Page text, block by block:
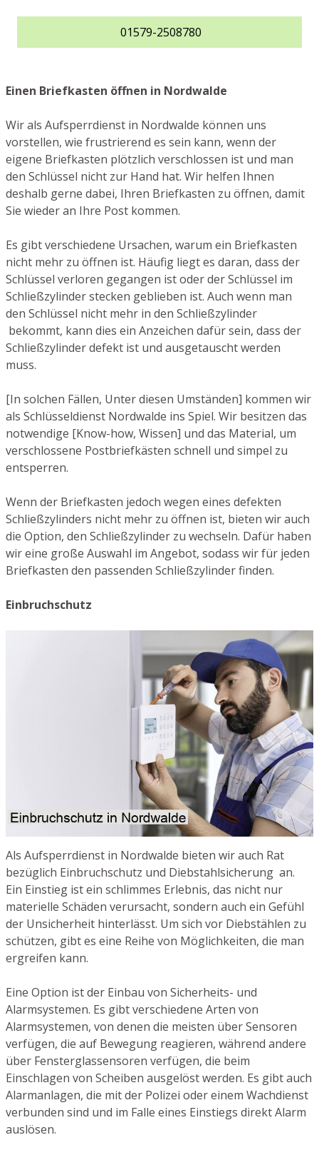
01579-2508780
Einen Briefkasten öffnen in Nordwalde
Wir als Aufsperrdienst in Nordwalde können uns
vorstellen, wie frustrierend es sein kann, wenn der
eigene Briefkasten plötzlich verschlossen ist und man
den Schlüssel nicht zur Hand hat. Wir helfen Ihnen
deshalb gerne dabei, Ihren Briefkasten zu öffnen, damit
Sie wieder an Ihre Post kommen.
Es gibt verschiedene Ursachen, warum ein Briefkasten
nicht mehr zu öffnen ist. Häufig liegt es daran, dass der
Schlüssel verloren gegangen ist oder der Schlüssel im
Schließzylinder stecken geblieben ist. Auch wenn man
den Schlüssel nicht mehr in den Schließzylinder
bekommt, kann dies ein Anzeichen dafür sein, dass der
Schließzylinder defekt ist und ausgetauscht werden
muss.
[In solchen Fällen, Unter diesen Umständen] kommen wir
als Schlüsseldienst Nordwalde ins Spiel. Wir besitzen das
notwendige [Know-how, Wissen] und das Material, um
verschlossene Postbriefkästen schnell und simpel zu
entsperren.
Wenn der Briefkasten jedoch wegen eines defekten
Schließzylinders nicht mehr zu öffnen ist, bieten wir auch
die Option, den Schließzylinder zu wechseln. Dafür haben
wir eine große Auswahl im Angebot, sodass wir für jeden
Briefkasten den passenden Schließzylinder finden.
Einbruchschutz
Als Aufsperrdienst in Nordwalde bieten wir auch Rat
bezüglich Einbruchschutz und Diebstahlsicherung an.
Ein Einstieg ist ein schlimmes Erlebnis, das nicht nur
materielle Schäden verursacht, sondern auch ein Gefühl
der Unsicherheit hinterlässt. Um sich vor Diebstählen zu
schützen, gibt es eine Reihe von Möglichkeiten, die man
ergreifen kann.
Eine Option ist der Einbau von Sicherheits- und
Alarmsystemen. Es gibt verschiedene Arten von
Alarmsystemen, von denen die meisten über Sensoren
verfügen, die auf Bewegung reagieren, während andere
über Fensterglassensoren verfügen, die beim
Einschlagen von Scheiben ausgelöst werden. Es gibt auch
Alarmanlagen, die mit der Polizei oder einem Wachdienst
verbunden sind und im Falle eines Einstiegs direkt Alarm
auslösen.